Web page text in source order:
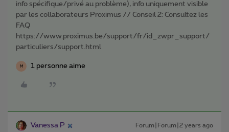
info spécifique/privé au problème), info uniquement visible
par les collaborateurs Proximus // Conseil 2: Consultez les
FAQ
https://www.proximus.be/support/fr/id_zwpr_support/
particuliers/support.html
M 1 personne aime
Vanessa P Forum|Forum|2 years ago